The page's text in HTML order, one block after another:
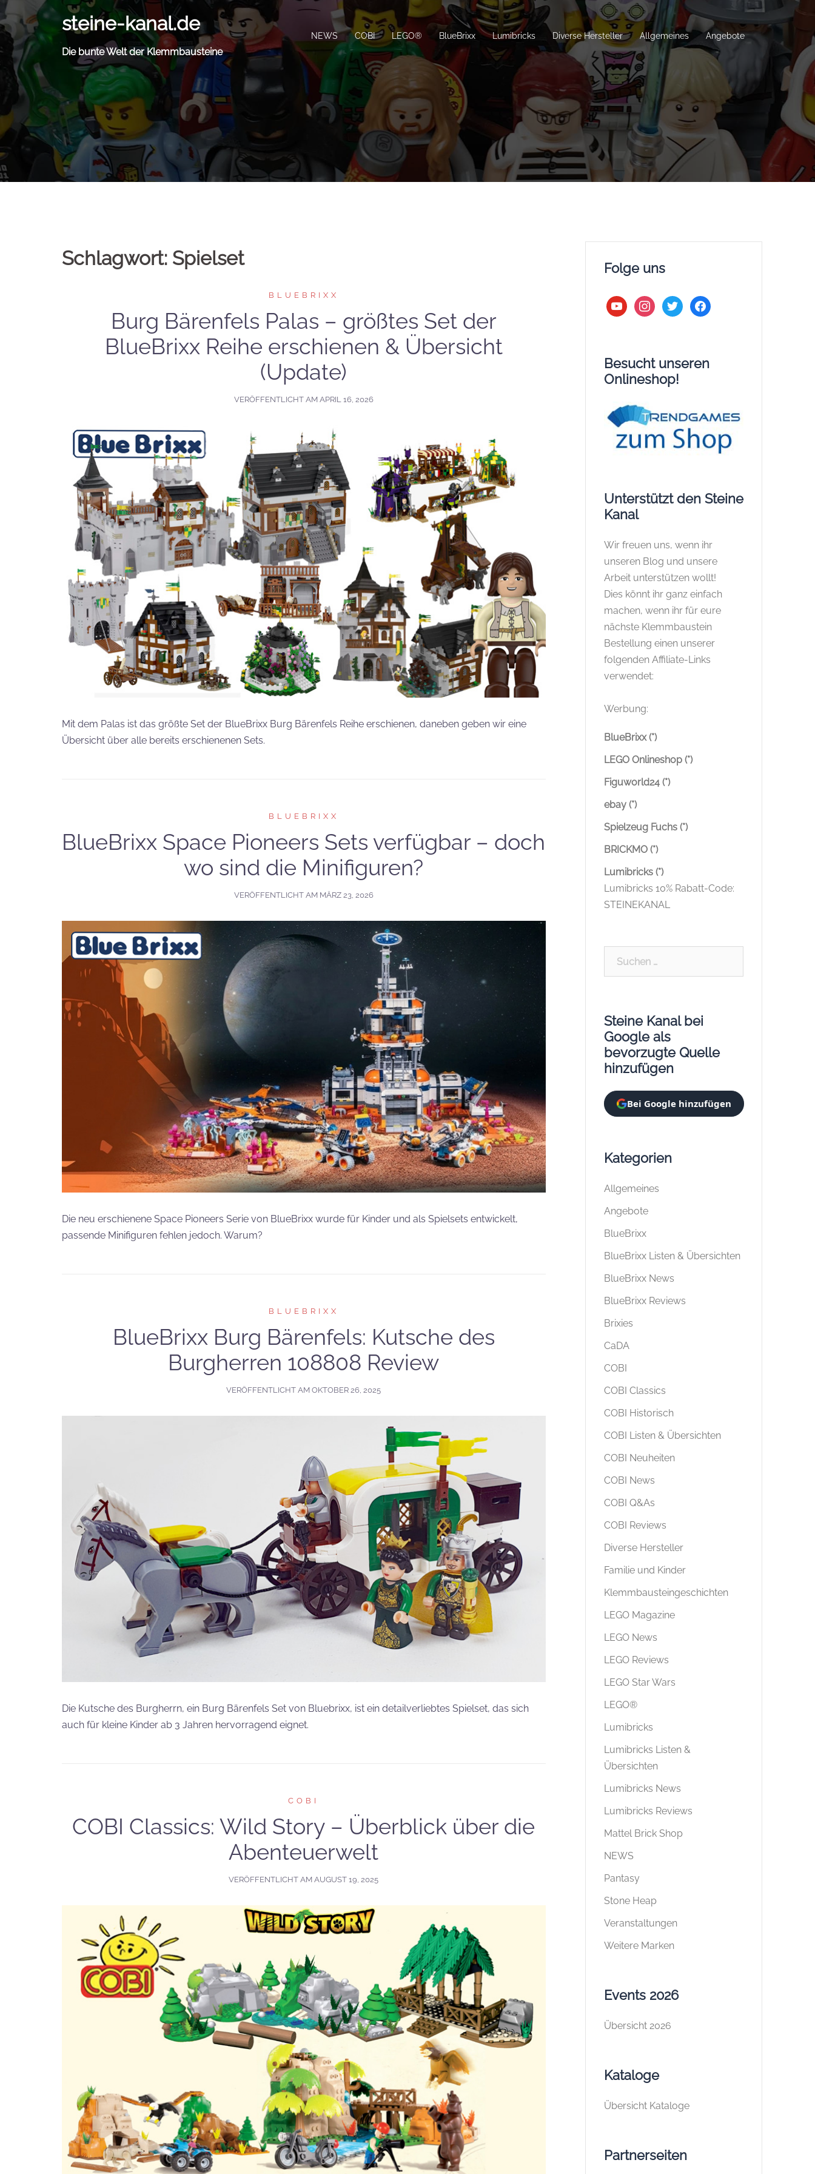
Zum
Inhalt
springen
steine-kanal.de
Die bunte Welt der Klemmbausteine
NEWS COBI LEGO® BlueBrixx Lumibricks Diverse Hersteller Allgemeines Angebote
Schlagwort: Spielset
BLUEBRIXX
Burg Bärenfels Palas – größtes Set der
BlueBrixx Reihe erschienen & Übersicht
(Update)
VERÖFFENTLICHT AM APRIL 16, 2026
Mit dem Palas ist das größte Set der BlueBrixx Burg Bärenfels Reihe erschienen, daneben geben wir eine
Übersicht über alle bereits erschienenen Sets.
BLUEBRIXX
BlueBrixx Space Pioneers Sets verfügbar – doch
wo sind die Minifiguren?
VERÖFFENTLICHT AM MÄRZ 23, 2026
Die neu erschienene Space Pioneers Serie von BlueBrixx wurde für Kinder und als Spielsets entwickelt,
passende Minifiguren fehlen jedoch. Warum?
BLUEBRIXX
BlueBrixx Burg Bärenfels: Kutsche des
Burgherren 108808 Review
VERÖFFENTLICHT AMOKTOBER 26, 2025
Die Kutsche des Burgherrn, ein Burg Bärenfels Set von Bluebrixx, ist ein detailverliebtes Spielset, das sich
auch für kleine Kinder ab 3 Jahren hervorragend eignet.
COBI
COBI Classics: Wild Story – Überblick über die
Abenteuerwelt
VERÖFFENTLICHT AMAUGUST 19, 2025
Folge uns
youtubeinstagram
twitter facebook
Besucht unseren
Onlineshop!
Unterstützt den Steine
Kanal
Wir freuen uns, wenn ihr
unseren Blog und unsere
Arbeit unterstützen wollt!
Dies könnt ihr ganz einfach
machen, wenn ihr für eure
nächste Klemmbaustein
Bestellung einen unserer
folgenden Affiliate-Links
verwendet:
Werbung:
BlueBrixx (*)
LEGO Onlineshop (*)
Figuworld24 (*)
ebay (*)
Spielzeug Fuchs (*)
BRICKMO (*)
Lumibricks (*)
Lumibricks 10% Rabatt-Code:
STEINEKANAL
Steine Kanal bei
Google als
bevorzugte Quelle
hinzufügen
Bei Google hinzufügen
Kategorien
Allgemeines
Angebote
BlueBrixx
BlueBrixx Listen & Übersichten
BlueBrixx News
BlueBrixx Reviews
Brixies
CaDA
COBI
COBI Classics
COBI Historisch
COBI Listen & Übersichten
COBI Neuheiten
COBI News
COBI Q&As
COBI Reviews
Diverse Hersteller
Familie und Kinder
Klemmbausteingeschichten
LEGO Magazine
LEGO News
LEGO Reviews
LEGO Star Wars
LEGO®
Lumibricks
Lumibricks Listen &
Übersichten
Lumibricks News
Lumibricks Reviews
Mattel Brick Shop
NEWS
Pantasy
Stone Heap
Veranstaltungen
Weitere Marken
Events 2026
Übersicht 2026
Kataloge
Übersicht Kataloge
Partnerseiten